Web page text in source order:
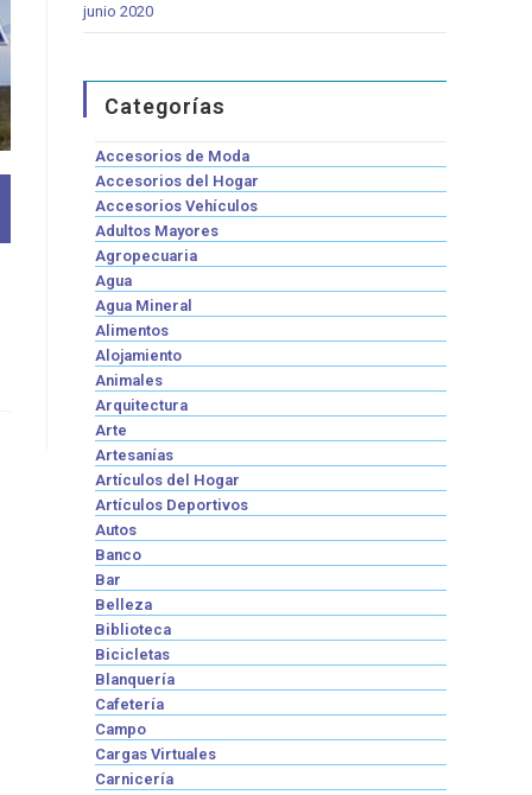
junio 2020
Categorías
Accesorios de Moda
Accesorios del Hogar
Accesorios Vehículos
Adultos Mayores
Agropecuaria
Agua
Agua Mineral
Alimentos
Alojamiento
Animales
Arquitectura
Arte
Artesanías
Artículos del Hogar
Artículos Deportivos
Autos
Banco
Bar
Belleza
Biblioteca
Bicicletas
Blanquería
Cafetería
Campo
Cargas Virtuales
Carnicería